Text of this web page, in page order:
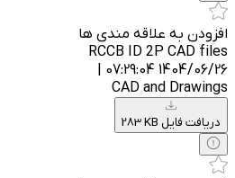
افزودن به علاقه مندی ها
RCCB ID 2P CAD files
1404/06/26 07:29:04 |
CAD and Drawings
283 KB دریافت فایل